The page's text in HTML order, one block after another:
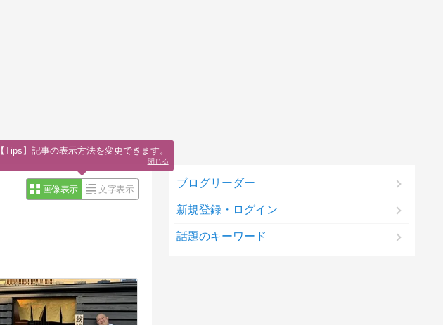
画像表示 文字表示 ブログリーダー
新規登録・ログイン
話題のキーワード
【Tips】記事の表示方法を変更できます。
閉じる